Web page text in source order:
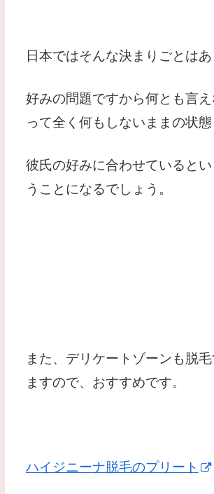
日本ではそんな決まりごとは
好みの問題ですから何とも言
って全く何もしないままの状
彼氏の好みに合わせていると
うことになるでしょう。
また、デリケートゾーンも脱
ますので、おすすめです。
ハイジニーナ脱毛のプリート